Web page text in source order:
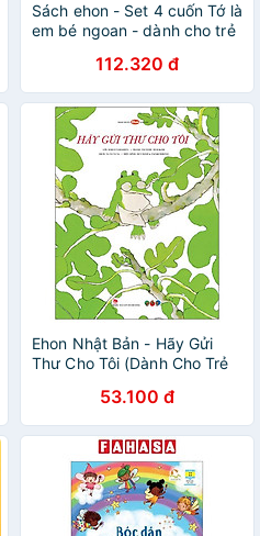
Sách ehon - Set 4 cuốn Tớ là
em bé ngoan - dành cho trẻ
112.320 đ
Ehon Nhật Bản - Hãy Gửi
Thư Cho Tôi (Dành Cho Trẻ
53.100 đ